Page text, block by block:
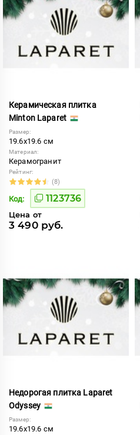
Керамическая плитка
Minton Laparet
Размер:
19.6x19.6 см
Материал:
Керамогранит
Рейтинг:
(8)
Код: 1123736
Цена от
3 490 руб.
Недорогая плитка Laparet
Odyssey
Размер:
19.6x19.6 см